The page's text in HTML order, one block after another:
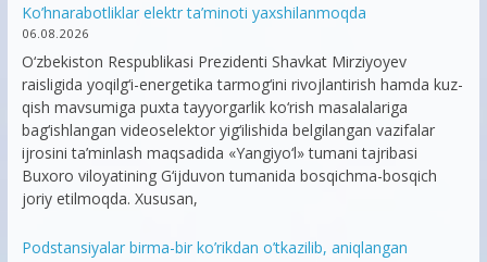
Ko’hnarabotliklar elektr ta’minoti yaxshilanmoqda
06.08.2026
O‘zbekiston Respublikasi Prezidenti Shavkat Mirziyoyev
raisligida yoqilg‘i-energetika tarmog‘ini rivojlantirish hamda kuz-
qish mavsumiga puxta tayyorgarlik ko‘rish masalalariga
bag‘ishlangan videoselektor yig‘ilishida belgilangan vazifalar
ijrosini ta’minlash maqsadida «Yangiyo‘l» tumani tajribasi
Buxoro viloyatining G‘ijduvon tumanida bosqichma-bosqich
joriy etilmoqda. Xususan,
Podstansiyalar birma-bir ko’rikdan o’tkazilib, aniqlangan